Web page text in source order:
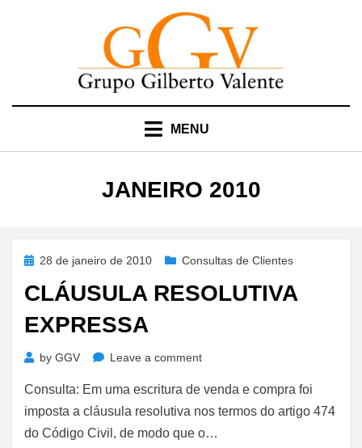
MENU
MÊS
:
JANEIRO 2010
Posted28 de janeiro de 2010 Consultas de Clientes
CLÁUSULA RESOLUTIVA
EXPRESSA
by GGV Leave a commenton
Resolutiva
Expressa
Consulta: Em uma escritura de venda e compra foi
imposta a cláusula resolutiva nos termos do artigo 474
do Código Civil, de modo que o…